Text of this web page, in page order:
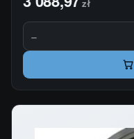
zł
−